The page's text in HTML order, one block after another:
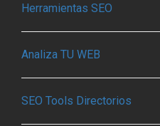
Herramientas SEO
Analiza TU WEB
SEO Tools Directorios